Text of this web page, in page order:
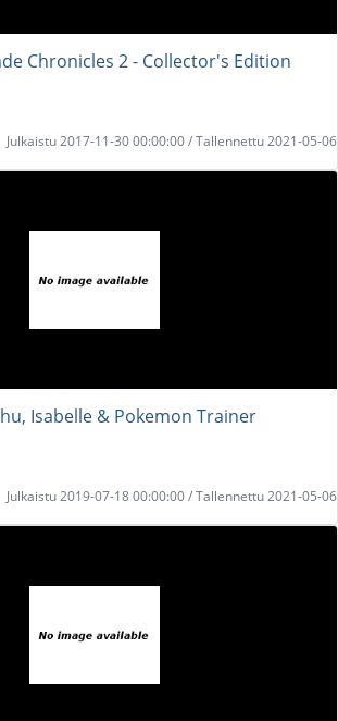
Chronicles 2 - Collector's Edition
Julkaistu 2017-11-30 00:00:00 / Tallennettu 2021-05-06
Isabelle & Pokemon Trainer
Julkaistu 2019-07-18 00:00:00 / Tallennettu 2021-05-06